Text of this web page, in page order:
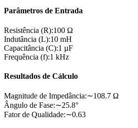
Parâmetros de Entrada
Resistência (R):100 Ω
Indutância (L):10 mH
Capacitância (C):1 µF
Frequência (f):1 kHz
Resultados de Cálculo
Magnitude de Impedância:∼108.7 Ω
Ângulo de Fase:∼25.8°
Fator de Qualidade:∼0.63